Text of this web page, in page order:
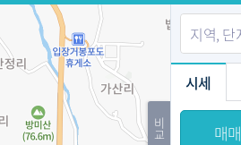
시세
비
교 매매